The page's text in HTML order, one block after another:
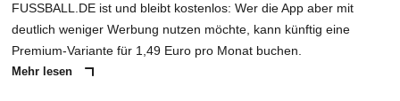
FUSSBALL.DE ist und bleibt kostenlos: Wer die App aber mit
deutlich weniger Werbung nutzen möchte, kann künftig eine
Premium-Variante für 1,49 Euro pro Monat buchen.
Mehr lesen